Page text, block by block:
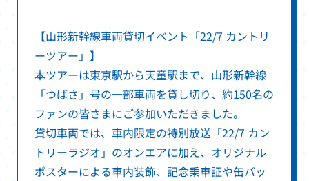
【山形新幹線車両貸切イベント「22/7 カントリ
ーツアー」】
本ツアーは東京駅から天童駅まで、山形新幹線
「つばさ」号の一部車両を貸し切り、約150名の
ファンの皆さまにご参加いただきました。
貸切車両では、車内限定の特別放送「22/7 カン
トリーラジオ」のオンエアに加え、オリジナル
ポスターによる車内装飾、記念乗車証や缶バッ